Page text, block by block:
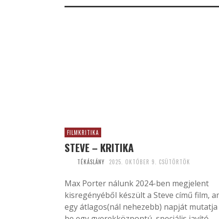
FILMKRITIKA
STEVE – KRITIKA
TÉKÁSLÁNY 2025. OKTÓBER 9. CSÜTÖRTÖK
Max Porter nálunk 2024-ben megjelent
kisregényéből készült a Steve című film,
egy átlagos(nál nehezebb) napját mutatja